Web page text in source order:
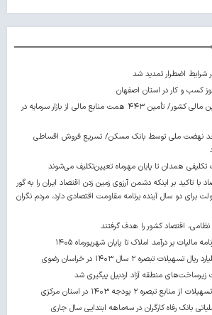
شرایط اضطرار تمدید شد
در مسیر تغییر ساختار تأمین مالی کشور/ تأمین ۴۴۳ همت منابع مالی از بازار سرمایه در
۳۹۶ هزار واحد نهضت ملی توسط بانک مسکن/ تسریع فروش اقساطی
با تاکید بر اینکه دشمن آرزوی زمین زدن اقتصاد ایران را به گور
برای دو سال آینده برنامه مقاومت اقتصادی دارد، مردم نگران
اقتصاد کشور را هدف گرفتند
بر درآمد املاک تا پایان شهریورماه ۱۴۰۵
زیرساخت‌های منطقه آزاد اردبیل پیگیری شد